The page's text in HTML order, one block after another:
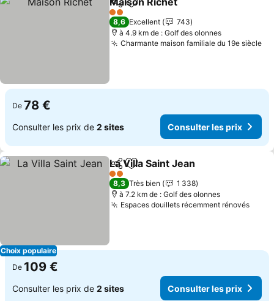
PartagerAjouter à mes favoris
2 Étoiles
8,6 Excellent
743
à 4.9 km de : Golf des olonnes
Charmante maison familiale du 19e siècle
De 78 €
Consulter les prix de 2 sites Consulter les prix
Choix populaire
PartagerAjouter à mes favoris
La Villa Saint Jean
2 Étoiles
8,3 Très bien
1 338
à 7.2 km de : Golf des olonnes
Espaces douillets récemment rénovés
De 109 €
Consulter les prix de 2 sites Consulter les prix